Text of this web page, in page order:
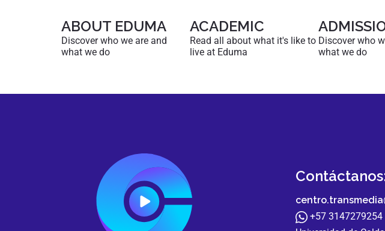
ABOUT EDUMA
Discover who we are and
what we do
ACADEMIC
Read all about what it's like to
live at Eduma
Discover who
what we do
+57 3147279254